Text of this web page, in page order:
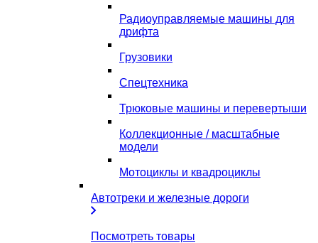
Радиоуправляемые машины для
дрифта
Грузовики
Спецтехника
Трюковые машины и перевертыши
Коллекционные / масштабные
модели
Мотоциклы и квадроциклы
Автотреки и железные дороги
Посмотреть товары